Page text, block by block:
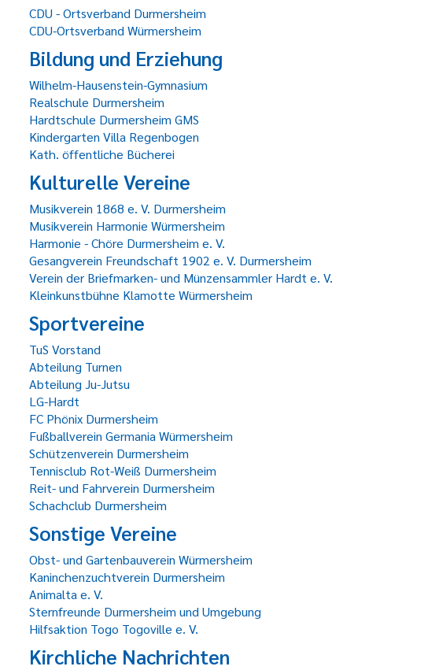
CDU - Ortsverband Durmersheim
CDU-Ortsverband Würmersheim
Bildung und Erziehung
Wilhelm-Hausenstein-Gymnasium
Realschule Durmersheim
Hardtschule Durmersheim GMS
Kindergarten Villa Regenbogen
Kath. öffentliche Bücherei
Kulturelle Vereine
Musikverein 1868 e. V. Durmersheim
Musikverein Harmonie Würmersheim
Harmonie - Chöre Durmersheim e. V.
Gesangverein Freundschaft 1902 e. V. Durmersheim
Verein der Briefmarken- und Münzensammler Hardt e. V.
Kleinkunstbühne Klamotte Würmersheim
Sportvereine
TuS Vorstand
Abteilung Turnen
Abteilung Ju-Jutsu
LG-Hardt
FC Phönix Durmersheim
Fußballverein Germania Würmersheim
Schützenverein Durmersheim
Tennisclub Rot-Weiß Durmersheim
Reit- und Fahrverein Durmersheim
Schachclub Durmersheim
Sonstige Vereine
Obst- und Gartenbauverein Würmersheim
Kaninchenzuchtverein Durmersheim
Animalta e. V.
Sternfreunde Durmersheim und Umgebung
Hilfsaktion Togo Togoville e. V.
Kirchliche Nachrichten